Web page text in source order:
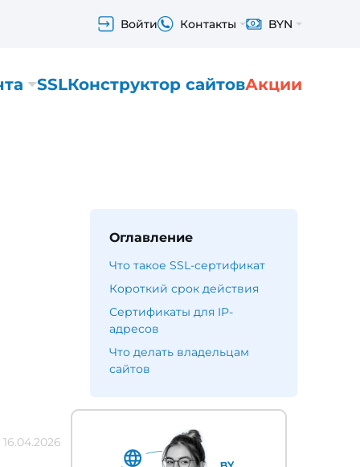
Войти Контакты BYN
SSLКонструктор сайтовАкции
Оглавление
Что такое SSL-сертификат
Короткий срок действия
Сертификаты для IP-
адресов
Что делать владельцам
сайтов